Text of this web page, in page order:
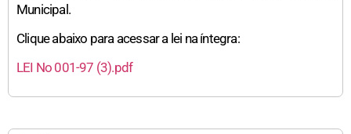
Municipal.
Clique abaixo para acessar a lei na íntegra:
LEI No 001-97 (3).pdf